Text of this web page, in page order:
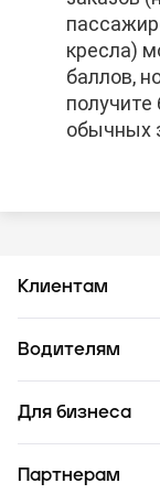
кресла)
баллов,
обычных
кресла)
баллов,
обычных
кресла)
баллов,
обычных
Клиентам
Водителям
Для бизнеса
Партнерам